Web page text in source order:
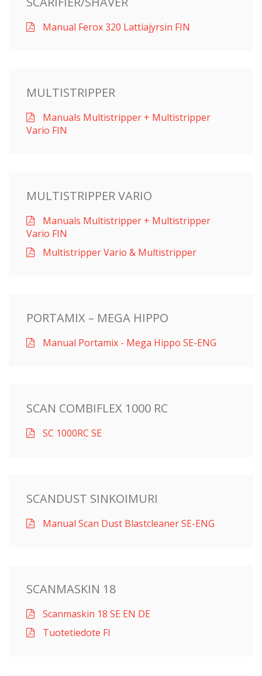
Manual Ferox 320 Lattiajyrsin FIN
MULTISTRIPPER
Manuals Multistripper + Multistripper
Vario FIN
MULTISTRIPPER VARIO
Manuals Multistripper + Multistripper
Vario FIN
Multistripper Vario & Multistripper
PORTAMIX – MEGA HIPPO
Manual Portamix - Mega Hippo SE-ENG
SCAN COMBIFLEX 1000 RC
SC 1000RC SE
SCANDUST SINKOIMURI
Manual Scan Dust Blastcleaner SE-ENG
SCANMASKIN 18
Scanmaskin 18 SE EN DE
Tuotetiedote FI